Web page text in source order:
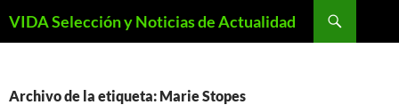
VIDA Selección y Noticias de Actualidad
Archivo de la etiqueta: Marie Stopes